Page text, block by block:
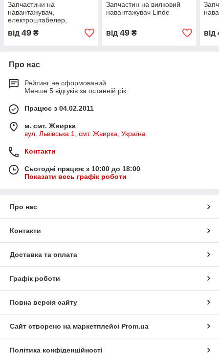
Запчастини на
навантажувач,
електроштабелер,
електророклу
від 49 ₴
Запчастин на вилковий
навантажувач Linde
від 49₴ від
Про нас
Рейтинг не сформований
Менше 5 відгуків за останній рік
Працює з 04.02.2011
м. смт. Жвирка
вул. Львівська 1, смт. Жвирка, Україна
Контакти
Сьогодні працює з 10:00 до 18:00
Показати весь графік роботи
Про нас
Контакти
Доставка та оплата
Графік роботи
Повна версія сайту
Сайт створено на маркетплейсі Prom.ua
Політика конфіденційності